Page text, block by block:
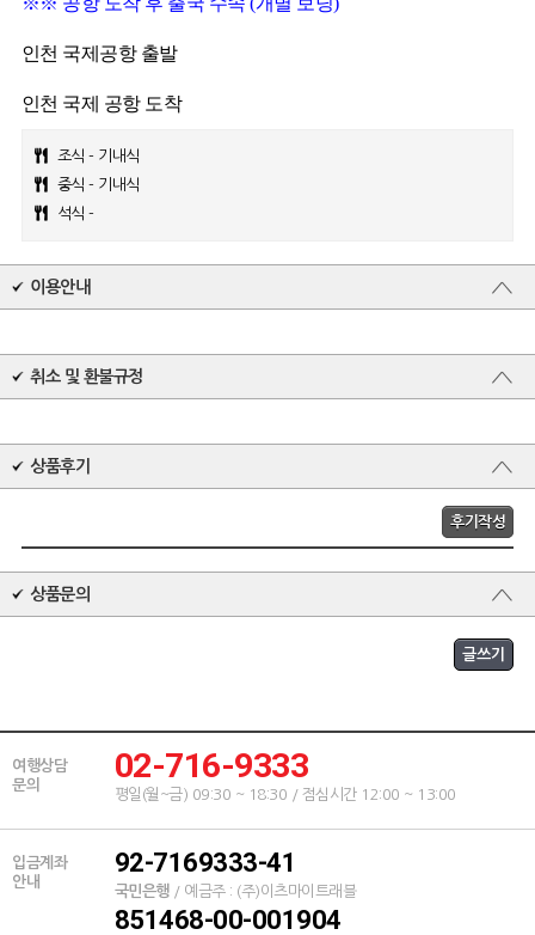
인천 국제공항 출발
인천 국제 공항 도착
조식 - 기내식
중식 - 기내식
석식 -
이용안내
취소 및 환불규정
상품후기
후기작성
상품문의
여행상담
문의
02-716-9333
평일(월~금) 09:30 ~ 18:30 / 점심시간 12:00 ~ 13:00
입금계좌
안내
92-7169333-41
국민은행/ 예금주 : (주)이츠마이트래블
851468-00-001904